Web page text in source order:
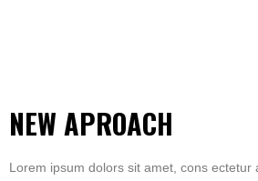
NEW APROACH
Lorem ipsum dolors sit amet, cons ectetur